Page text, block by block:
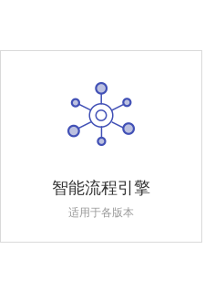
智能流程引擎
适用于各版本